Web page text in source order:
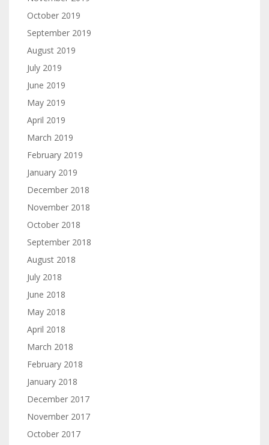
October 2019
September 2019
August 2019
July 2019
June 2019
May 2019
April 2019
March 2019
February 2019
January 2019
December 2018
November 2018
October 2018
September 2018
August 2018
July 2018
June 2018
May 2018
April 2018
March 2018
February 2018
January 2018
December 2017
November 2017
October 2017